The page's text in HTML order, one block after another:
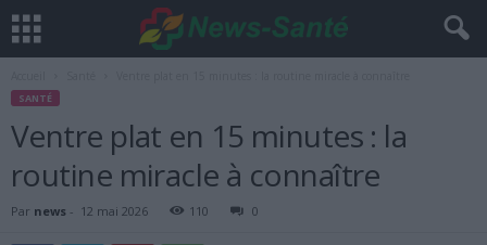
SANTÉ
Ventre plat en 15 minutes : la
routine miracle à connaître
Par news - 12 mai 2026 110 0